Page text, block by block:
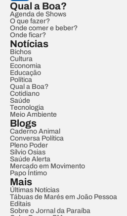
Qual a Boa?
Agenda de Shows
O que fazer?
Onde comer e beber?
Onde ficar?
Notícias
Bichos
Cultura
Economia
Educação
Política
Qual a Boa?
Cotidiano
Saúde
Tecnologia
Meio Ambiente
Blogs
Caderno Animal
Conversa Política
Pleno Poder
Sílvio Osias
Saúde Alerta
Mercado em Movimento
Papo Íntimo
Mais
Últimas Notícias
Tábuas de Marés em João Pessoa
Editais
Sobre o Jornal da Paraíba